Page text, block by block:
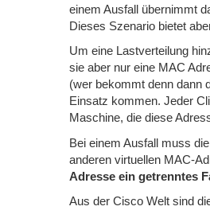
einem Ausfall übernimmt
Dieses Szenario bietet
Um eine Lastverteilung
sie aber nur eine MAC
(wer bekommt denn dann
Einsatz kommen. Jeder
Maschine, die diese
Bei einem Ausfall muss
anderen virtuellen MAC-
Adresse ein getrenntes
Aus der Cisco Welt sind